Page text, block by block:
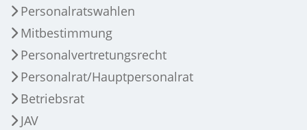
Personalratswahlen
Mitbestimmung
Personalvertretungsrecht
Personalrat/Hauptpersonalrat
Betriebsrat
JAV